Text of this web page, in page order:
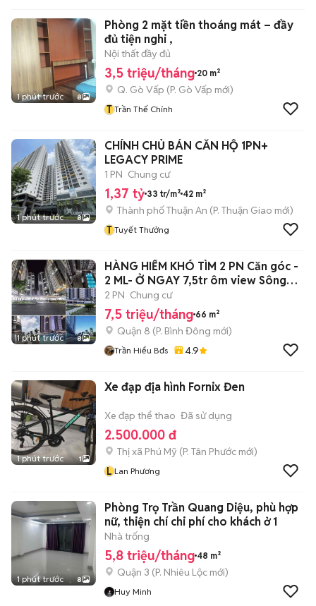
1 phút trước 8
Phòng 2 mặt tiền thoáng mát – đầy
đủ tiện nghi ,
Nội thất đầy đủ
3,5 triệu/tháng 20 m²
Q. Gò Vấp (P. Gò Vấp mới)
T Trần Thế Chính
1 phút trước 8
CHÍNH CHỦ BÁN CĂN HỘ 1PN+
LEGACY PRIME
1 PN Chung cư
1,37 tỷ 33 tr/m² 42 m²
Thành phố Thuận An (P. Thuận Giao mới)
T Tuyết Thưởng
1 phút trước 8
HÀNG HIẾM KHÓ TÌM 2 PN Căn góc -
2 ML- Ở NGAY 7,5tr ôm view Sông
mát
2 PN Chung cư
7,5 triệu/tháng 66 m²
Quận 8 (P. Bình Đông mới)
Trần Hiểu Bđs 4.9
1 phút trước 1
Xe đạp địa hình Fornix Đen
Xe đạp thể thao Đã sử dụng
2.500.000 đ
Thị xã Phú Mỹ (P. Tân Phước mới)
L Lan Phương
1 phút trước 8
Phòng Trọ Trần Quang Diệu, phù hợp
nữ, thiện chí chi phí cho khách ở 1
Nhà trống
5,8 triệu/tháng 48 m²
Quận 3 (P. Nhiêu Lộc mới)
Huy Minh